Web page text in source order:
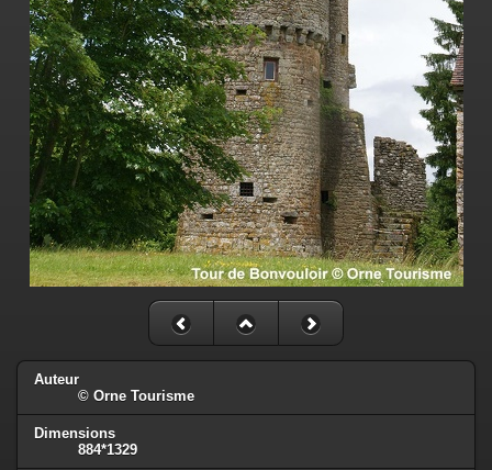
Auteur
© Orne Tourisme
Dimensions
884*1329